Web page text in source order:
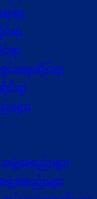
းရာ
ရာ
င်ရာ
င်းရေးဆိုင်ရာ
ရာ
ျား
ဖွဲ့အစည်းများ
ဖွဲ့အစည်းများ